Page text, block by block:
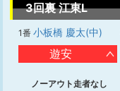
3回裏 江東L
1番 小板橋 慶太(中)
遊安
ノーアウト走者なし